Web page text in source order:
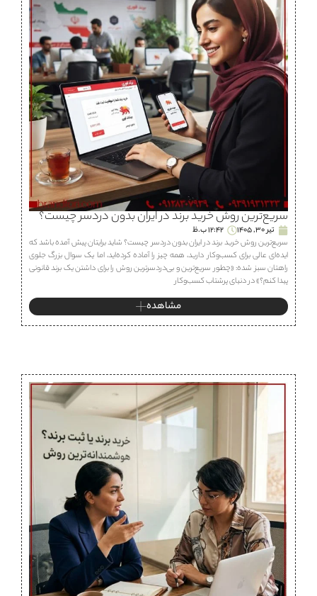
سریع‌ترین روش خرید برند در ایران بدون دردسر چیست؟
تیر 30, 1405
12:42 ب.ظ
سریع‌ترین روش خرید برند در ایران بدون دردسر چیست؟ شاید برایتان پیش آمده باشد که
ایده‌ای عالی برای کسب‌وکار دارید، همه چیز را آماده کرده‌اید، اما یک سوال بزرگ جلوی
راهتان سبز شده: «چطور سریع‌ترین و بی‌دردسرترین روش را برای داشتن یک برند قانونی
پیدا کنم؟» در دنیای پرشتاب کسب‌وکار
مشاهده